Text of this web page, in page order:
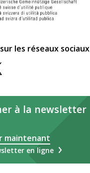
les réseaux sociaux
à la newsletter
maintenant
en ligne